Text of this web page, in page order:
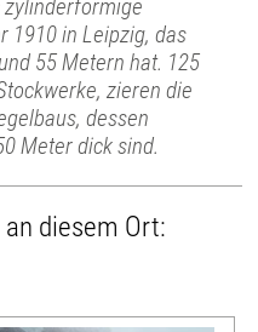
1910 in Leipzig, das
55 Metern hat. 125
zieren die
dessen
Meter dick sind.
diesem Ort: